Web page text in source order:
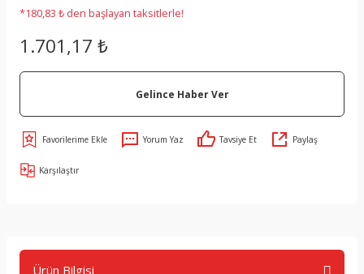
*180,83 ₺ den başlayan taksitlerle!
1.701,17 ₺
Gelince Haber Ver
Yorum Yaz Tavsiye Et Paylaş
Karşılaştır
Ürün Bilgisi